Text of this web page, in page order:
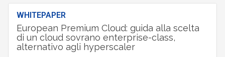
WHITEPAPER
European Premium Cloud: guida alla scelta
di un cloud sovrano enterprise-class,
alternativo agli hyperscaler